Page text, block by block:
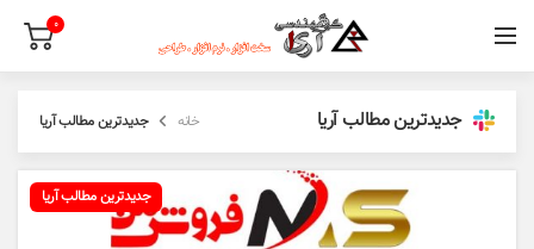
0
جدیدترین مطالب آریا خانه جدیدترین مطالب آریا
جدیدترین مطالب آریا